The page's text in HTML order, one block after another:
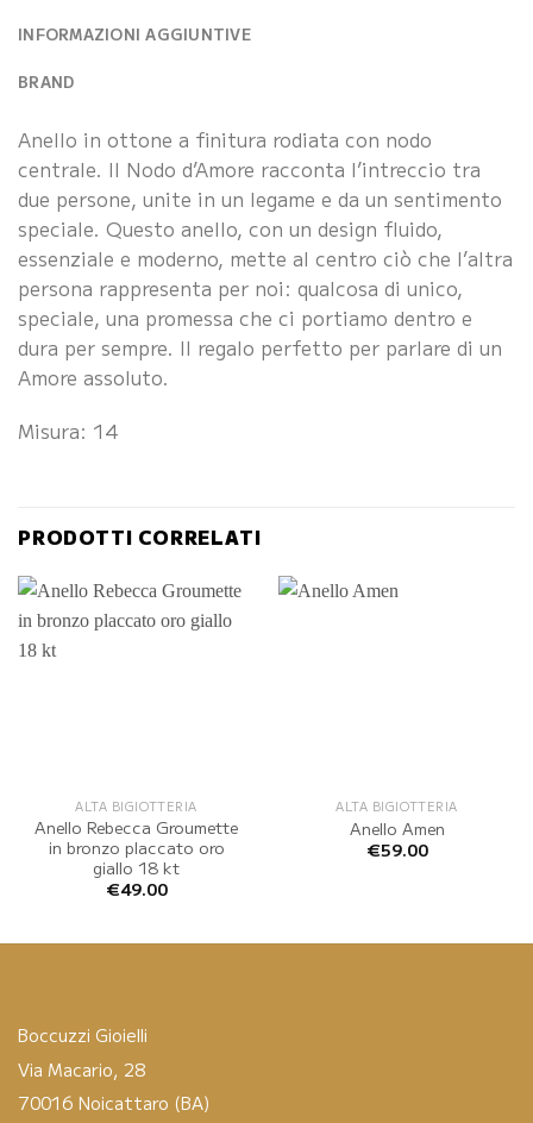
INFORMAZIONI AGGIUNTIVE
BRAND
Anello in ottone a finitura rodiata con nodo
centrale. Il Nodo d’Amore racconta l’intreccio tra
due persone, unite in un legame e da un sentimento
speciale. Questo anello, con un design fluido,
essenziale e moderno, mette al centro ciò che l’altra
persona rappresenta per noi: qualcosa di unico,
speciale, una promessa che ci portiamo dentro e
dura per sempre. Il regalo perfetto per parlare di un
Amore assoluto.
Misura: 14
PRODOTTI CORRELATI
ALTA BIGIOTTERIA
Anello Rebecca Groumette
in bronzo placcato oro
giallo 18 kt
€49.00
ALTA BIGIOTTERIA
Anello Amen
€59.00
Boccuzzi Gioielli
Via Macario, 28
70016 Noicattaro (BA)